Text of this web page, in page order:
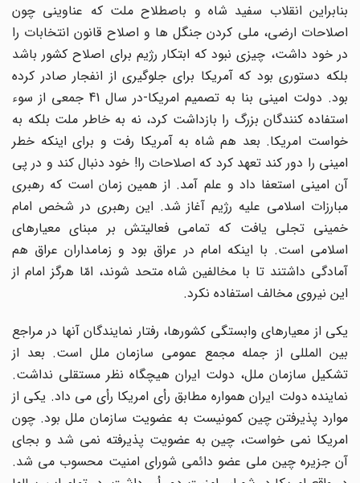
بنابراین انقلاب سفید شاه و باصطلاح ملت که عناوینی چون
اصلاحات ارضی، ملی کردن جنگل ها و اصلاح قانون انتخابات را
در خود داشت، چیزی نبود که ابتکار رژیم برای اصلاح کشور باشد
بلکه دستوری بود که آمریکا برای جلوگیری از انفجار صادر کرده
بود. دولت امینی بنا به تصمیم امریکا-در سال 41 جمعی از سوء
استفاده کنندگان بزرگ را بازداشت کرد، نه به خاطر ملت بلکه به
خواست امریکا. بعد هم شاه به آمریکا رفت و برای اینکه خطر
امینی را دور کند تعهد کرد که اصلاحات را! خود دنبال کند و در پی
آن امینی استعفا داد و علم آمد. از همین زمان است که رهبری
مبارزات اسلامی علیه رژیم آغاز شد. این رهبری در شخص امام
خمینی تجلی یافت که تمامی فعالیتش بر مبنای معیارهای
اسلامی است. با اینکه امام در عراق بود و زمامداران عراق هم
آمادگی داشتند تا با مخالفین شاه متحد شوند، امّا هرگز امام از
این نیروی مخالف استفاده نکرد.
یکی از معیارهای وابستگی کشورها، رفتار نمایندگان آنها در مراجع
بین المللی از جمله مجمع عمومی سازمان ملل است. بعد از
تشکیل سازمان ملل، دولت ایران هیچگاه نظر مستقلی نداشت.
نماینده دولت ایران همواره مطابق رأی امریکا رأی می داد. یکی از
موارد پذیرفتن چین کمونیست به عضویت سازمان ملل بود. چون
امریکا نمی خواست، چین به عضویت پذیرفته نمی شد و بجای
آن جزیره چین ملی عضو دائمی شورای امنیت محسوب می شد.